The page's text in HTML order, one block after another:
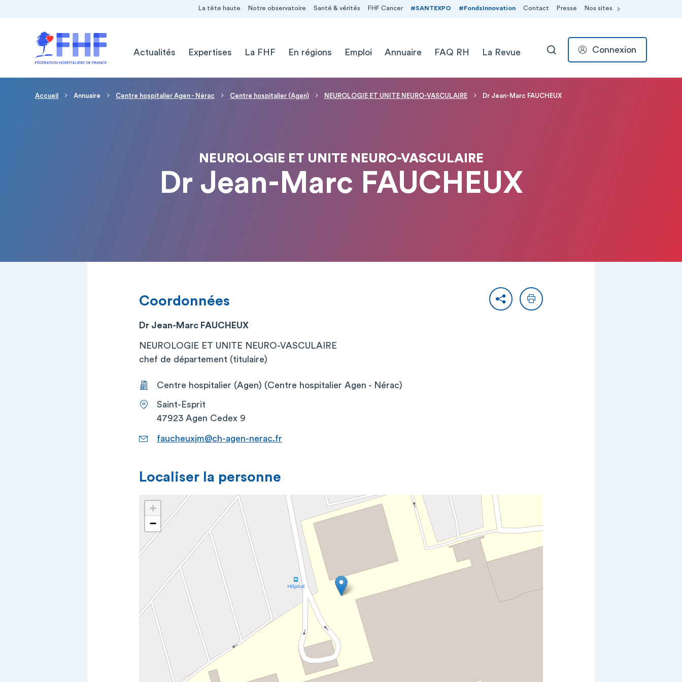
La tête haute Notre observatoire Santé & vérités FHF Cancer #SANTEXPO #FondsInnovation Contact Presse Nos sites
Actualités
Expertises La FHF En régions Emploi Annuaire FAQ RH La Revue RECHERCHER
Connexion
Fil d'Ariane
Accueil Annuaire Centre hospitalier Agen - Nérac Centre hospitalier (Agen) NEUROLOGIE ET UNITE NEURO-VASCULAIRE Dr Jean-Marc FAUCHEUX
NEUROLOGIE ET UNITE NEURO-VASCULAIRE
Dr Jean-Marc FAUCHEUX
PartagerImprimer
Coordonnées
Dr Jean-Marc FAUCHEUX
NEUROLOGIE ET UNITE NEURO-VASCULAIRE
chef de département (titulaire)
Centre hospitalier (Agen) (Centre hospitalier Agen - Nérac)
Saint-Esprit
47923 Agen Cedex 9
faucheuxjm@ch-agen-nerac.fr
Localiser la personne
+
−